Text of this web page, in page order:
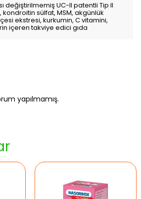
değiştirilmemiş UC-II patentli Tip II
sülfat, MSM, akgünlük
ekstresi, kurkumin, C vitamini,
içeren takviye edici gıda
yapılmamış.